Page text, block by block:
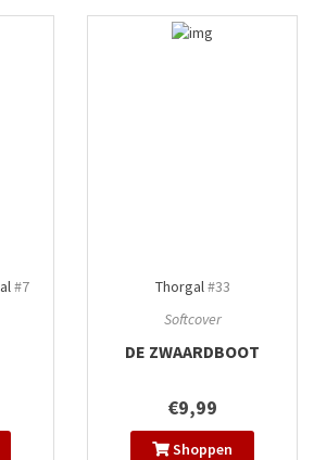
#7
Thorgal#33
Softcover
DE ZWAARDBOOT
€9,99
Shoppen